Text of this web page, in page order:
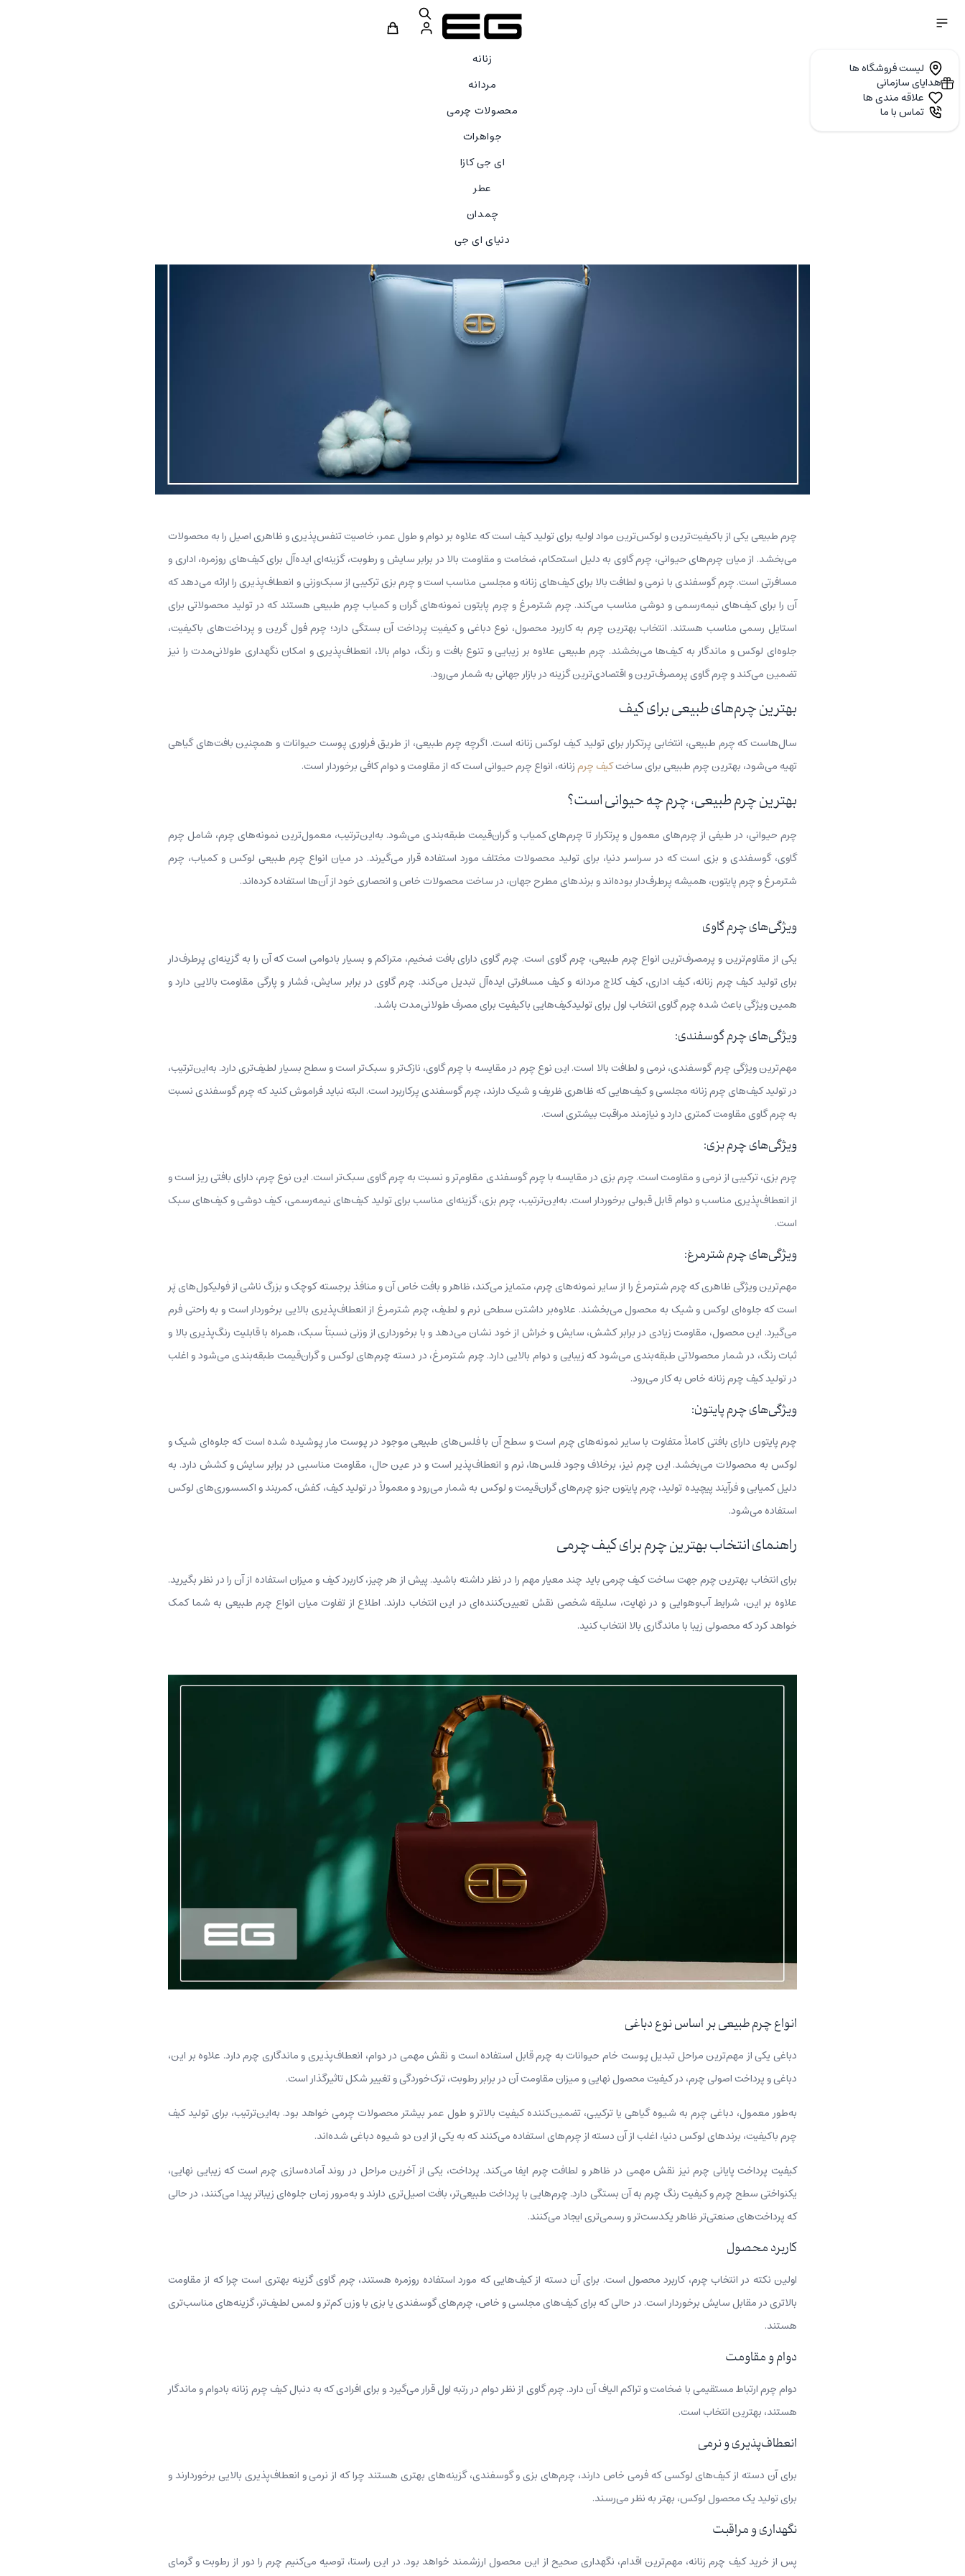
لیست فروشگاه ها
هدایای سازمانی
علاقه مندی ها
تماس با ما
زنانه
مردانه
محصولات چرمی
جواهرات
ای جی کازا
عطر
چمدان
دنیای ای جی
بهترین چرم طبیعی برای کیف
چرم طبیعی یکی از باکیفیت‌ترین و لوکس‌ترین مواد اولیه برای تولید کیف است که علاوه بر دوام و طول عمر، خاصیت تنفس‌پذیری و ظاهری اصیل را به محصولات
می‌بخشد. از میان چرم‌های حیوانی، چرم گاوی به دلیل استحکام، ضخامت و مقاومت بالا در برابر سایش و رطوبت، گزینه‌ای ایده‌آل برای کیف‌های روزمره، اداری و
مسافرتی است. چرم گوسفندی با نرمی و لطافت بالا برای کیف‌های زنانه و مجلسی مناسب است و چرم بزی ترکیبی از سبک‌وزنی و انعطاف‌پذیری را ارائه می‌دهد که
آن را برای کیف‌های نیمه‌رسمی و دوشی مناسب می‌کند. چرم شترمرغ و چرم پایتون نمونه‌های گران و کمیاب چرم طبیعی هستند که در تولید محصولاتی برای
استایل رسمی مناسب هستند. انتخاب بهترین چرم به کاربرد محصول، نوع دباغی و کیفیت پرداخت آن بستگی دارد؛ چرم فول گرین و پرداخت‌های باکیفیت،
جلوه‌ای لوکس و ماندگار به کیف‌ها می‌بخشند. چرم طبیعی علاوه بر زیبایی و تنوع بافت و رنگ، دوام بالا، انعطاف‌پذیری و امکان نگهداری طولانی‌مدت را نیز
تضمین می‌کند و چرم گاوی پرمصرف‌ترین و اقتصادی‌ترین گزینه در بازار جهانی به شمار می‌رود.
بهترین چرم‌های طبیعی برای کیف
سال‌هاست که چرم طبیعی، انتخابی پرتکرار برای تولید کیف لوکس زنانه است. اگرچه چرم طبیعی، از طریق فراوری پوست حیوانات و همچنین بافت‌های گیاهی
تهیه می‌شود، بهترین چرم طبیعی برای ساختکیف چرمزنانه، انواع چرم حیوانی است که از مقاومت و دوام کافی برخوردار است.
بهترین چرم طبیعی، چرم چه حیوانی است؟
چرم‌ حیوانی، در طیفی از چرم‌های معمول و پرتکرار تا چرم‌های کمیاب و گران‌قیمت طبقه‌بندی می‌شود. به‌این‌ترتیب، معمول‌ترین نمونه‌های چرم، شامل چرم
گاوی، گوسفندی و بزی است که در سراسر دنیا، برای تولید محصولات مختلف مورد استفاده قرار می‌گیرند. در میان انواع چرم طبیعی لوکس و کمیاب، چرم
شترمرغ و چرم پایتون، همیشه پرطرف‌دار بوده‌اند و برندهای مطرح جهان، در ساخت محصولات خاص و انحصاری خود از آن‌ها استفاد‌ه کرده‌اند.
ویژگی‌های چرم گاوی
یکی از مقاوم‌ترین و پرمصرف‌ترین انواع چرم طبیعی، چرم گاوی است. چرم گاوی دارای بافت ضخیم، متراکم و بسیار بادوامی است که آن را به گزینه‌ای پرطرف‌دار
برای تولید کیف‌ چرم زنانه، کیف اداری، کیف کلاچ مردانه و کیف مسافرتی ایده‌آل تبدیل می‌کند. چرم گاوی در برابر سایش، فشار و پارگی مقاومت بالایی دارد و
همین ویژگی باعث شده چرم گاوی انتخاب اول برای تولیدکیف‌هایی باکیفیت برای مصرف طولانی‌مدت باشد.
ویژگی‌های چرم گوسفندی:
مهم‌ترین ویژگی چرم گوسفندی، نرمی و لطافت بالا است. این نوع چرم در مقایسه با چرم گاوی، نازک‌تر و سبک‌تر است و سطح بسیار لطیف‌تری دارد. به‌این‌ترتیب،
در تولید کیف‌های چرم زنانه مجلسی و کیف‌هایی که ظاهری ظریف و شیک دارند، چرم گوسفندی پرکاربرد است. البته نباید فراموش کنید که چرم گوسفندی نسبت
به چرم گاوی مقاومت کمتری دارد و نیازمند مراقبت بیشتری است.
ویژگی‌های چرم بزی:
چرم بزی، ترکیبی از نرمی و مقاومت است. چرم بزی در مقایسه با چرم گوسفندی مقاوم‌تر و نسبت به چرم گاوی سبک‌تر است. این نوع چرم، دارای بافتی ریز است و
از انعطاف‌پذیری مناسب و دوام قابل قبولی برخوردار است. به‌این‌ترتیب، چرم بزی، گزینه‌ای مناسب برای تولید کیف‌های نیمه‌رسمی، کیف دوشی و کیف‌های سبک
است.
ویژگی‌های چرم شترمرغ:
مهم‌ترین ويژگی ظاهری که چرم شترمرغ را از سایر نمونه‌های چرم، متمایز می‌کند، ظاهر و بافت خاص آن و منافذ برجسته کوچک و بزرگ ناشی از فولیکول‌های پَر
است که جلوه‌ای لوکس و شیک به محصول می‌بخشند. علاوه‌بر داشتن سطحی نرم و لطیف، چرم شترمرغ از انعطاف‌پذیری بالایی برخوردار است و به راحتی فرم
می‌گیرد. این محصول، مقاومت زیادی در برابر کشش، سایش و خراش از خود نشان می‌دهد و با برخورداری از وزنی نسبتاً سبک، همراه با قابلیت رنگ‌پذیری بالا و
ثبات رنگ، در شمار محصولاتی طبقه‌بندی می‌شود که زیبایی و دوام بالایی دارد. چرم شترمرغ، در دسته چرم‌های لوکس و گران‌قیمت طبقه‌بندی می‌شود و اغلب
در تولید کیف چرم زنانه خاص به کار می‌رود.
ویژگی‌های چرم پایتون:
چرم پایتون دارای بافتی کاملاً متفاوت با سایر نمونه‌های چرم است و سطح آن با فلس‌های طبیعی موجود در پوست مار پوشیده شده است که جلوه‌ای شیک و
لوکس به محصولات می‌بخشد. این چرم نیز، برخلاف وجود فلس‌ها، نرم و انعطاف‌پذیر است و در عین حال، مقاومت مناسبی در برابر سایش و کشش دارد. به
دلیل کمیابی و فرآیند پیچیده تولید، چرم پایتون جزو چرم‌های گران‌قیمت و لوکس به شمار می‌رود و معمولاً در تولید کیف، کفش، کمربند و اکسسوری‌های لوکس
استفاده می‌شود.
راهنمای انتخاب بهترین چرم برای کیف چرمی
برای انتخاب بهترین چرم جهت ساخت کیف چرمی باید چند معیار مهم را در نظر داشته باشید. پیش از هر چیز، کاربرد کیف و میزان استفاده از آن را در نظر بگیرید.
علاوه بر این، شرایط آب‌وهوایی و در نهایت، سلیقه شخصی نقش تعیین‌کننده‌ای در این انتخاب دارند. اطلاع از تفاوت میان انواع چرم طبیعی به شما کمک
خواهد کرد که محصولی زیبا با ماندگاری بالا انتخاب کنید.
انواع چرم طبیعی بر اساس نوع دباغی
دباغی یکی از مهم‌ترین مراحل تبدیل پوست خام حیوانات به چرم قابل استفاده است و نقش مهمی در دوام، انعطاف‌پذیری و ماندگاری چرم دارد. علاوه بر این،
دباغی و پرداخت اصولی چرم، در کیفیت محصول نهایی و میزان مقاومت آن در برابر رطوبت، ترک‌خوردگی و تغییر شکل تاثیرگذار است.
به‌طور معمول، دباغی چرم به شیوه گیاهی یا ترکیبی، تضمین‌کننده کیفیت بالاتر و طول عمر بیشتر محصولات چرمی خواهد بود. به‌این‌ترتیب، برای تولید کیف
چرم باکیفیت، برندهای لوکس دنیا، اغلب از آن دسته از چرم‌های استفاده می‌کنند که به یکی از این دو شیوه دباغی شده‌اند.
کیفیت پرداخت پایانی چرم نیز نقش مهمی در ظاهر و لطافت چرم ایفا می‌کند. پرداخت، یکی از آخرین مراحل در روند آماده‌سازی چرم است که زیبایی نهایی،
یکنواختی سطح چرم و کیفیت رنگ چرم به آن بستگی دارد. چرم‌هایی با پرداخت طبیعی‌تر، بافت اصیل‌تری دارند و به‌مرور زمان جلوه‌ای زیباتر پیدا می‌کنند، در حالی
که پرداخت‌های صنعتی‌تر ظاهر یکدست‌تر و رسمی‌تری ایجاد می‌کنند.
کاربرد محصول
اولین نکته در انتخاب چرم، کاربرد محصول است. برای آن دسته از کیف‌هایی که مورد استفاده روزمره هستند، چرم گاوی گزینه بهتری است چرا که از مقاومت
بالاتری در مقابل سایش برخوردار است. در حالی که برای کیف‌های مجلسی و خاص، چرم‌های گوسفندی یا بزی با وزن کم‌تر و لمس لطیف‌تر، گزینه‌‌های مناسب‌تری
هستند.
دوام و مقاومت
دوام چرم ارتباط مستقیمی با ضخامت و تراکم الیاف آن دارد. چرم گاوی از نظر دوام در رتبه اول قرار می‌گیرد و برای افرادی که به دنبال کیف چرم زنانه بادوام و ماندگار
هستند، بهترین انتخاب است.
انعطاف‌پذیری و نرمی
برای آن دسته از کیف‌های لوکسی که فرمی خاص دارند، چرم‌های بزی و گوسفندی، گزینه‌های بهتری هستند چرا که از نرمی و انعطاف‌پذیری بالایی برخوردارند و
برای تولید یک محصول لوکس، بهتر به نظر می‌رسند.
نگهداری و مراقبت
پس از خرید کیف چرم زنانه، مهم‌ترین اقدام، نگهداری صحیح از این محصول ارزشمند خواهد بود. در این راستا، توصیه می‌کنیم چرم را دور از رطوبت و گرمای